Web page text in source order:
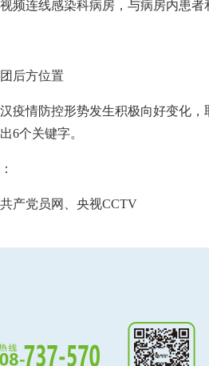
连线感染科病房，与病房内患者
后方位置
情防控形势发生积极向好变化，
6个关键字。
党员网、央视CCTV